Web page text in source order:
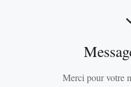
Merci pour votre